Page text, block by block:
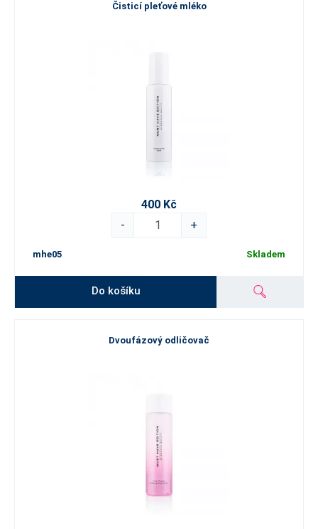
Čisticí pleťové mléko
400 Kč
-
+
mhe05 Skladem
Do košíku
Dvoufázový odličovač